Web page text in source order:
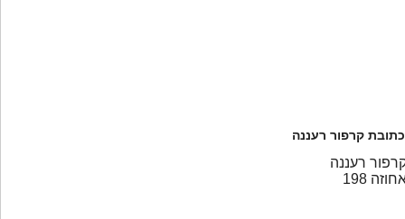
כתובת קרפור רעננה
רעננה
198